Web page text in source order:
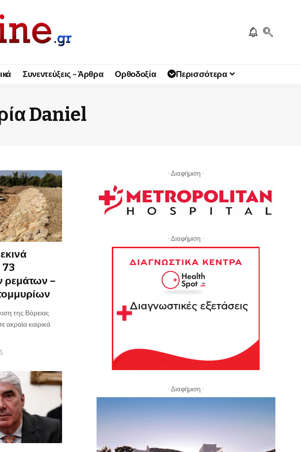
Συνεντεύξεις – Άρθρα Ορθοδοξία Περισσότερα
Daniel
73
ρεμάτων –
της Βόρειας
ακραία καιρικά
- Διαφήμιση -
- Διαφήμιση -
- Διαφήμιση -